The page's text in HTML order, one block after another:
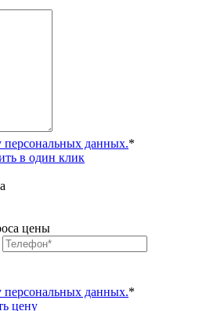
персональных данных.*
в один клик
цены
персональных данных.*
цену